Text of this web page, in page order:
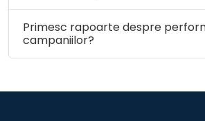
Primesc rapoarte despre
campaniilor?